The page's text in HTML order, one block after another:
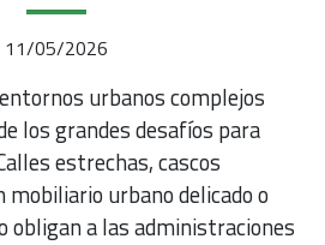
11/05/2026
urbanos complejos
los grandes desafíos para
estrechas, cascos
urbano delicado o
obligan a las administraciones